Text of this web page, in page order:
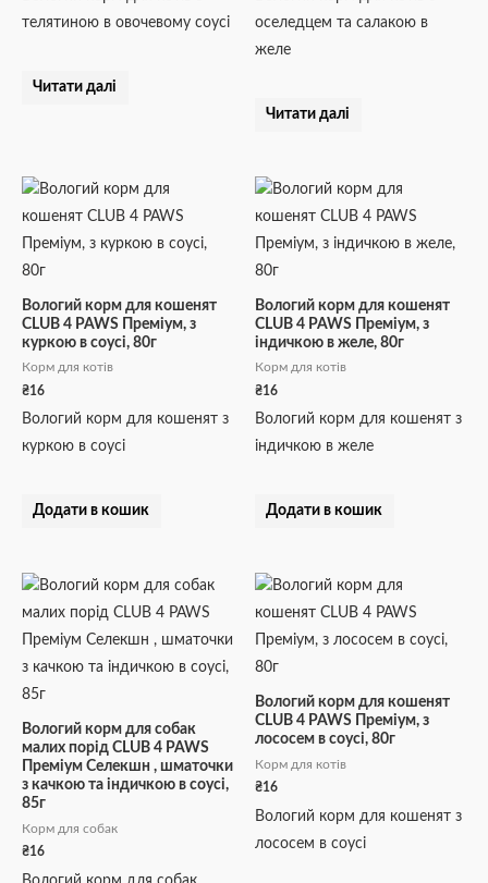
телятиною в овочевому соусі
Читати далі
оселедцем та салакою в
желе
Читати далі
Вологий корм для кошенят
CLUB 4 PAWS Преміум, з
куркою в соусі, 80г
Корм для котів
₴16
Вологий корм для кошенят з
куркою в соусі
Додати в кошик
Вологий корм для кошенят
CLUB 4 PAWS Преміум, з
індичкою в желе, 80г
Корм для котів
₴16
Вологий корм для кошенят з
індичкою в желе
Додати в кошик
Вологий корм для собак
малих порід CLUB 4 PAWS
Преміум Селекшн , шматочки
з качкою та індичкою в соусі,
85г
Корм для собак
₴16
Вологий корм для кошенят
CLUB 4 PAWS Преміум, з
лососем в соусі, 80г
Корм для котів
₴16
Вологий корм для кошенят з
лососем в соусі